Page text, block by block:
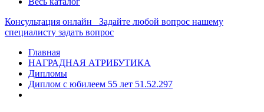
Консультация онлайн
Задайте любой вопрос нашему
специалисту задать вопрос
Главная
НАГРАДНАЯ АТРИБУТИКА
Дипломы
Диплом с юбилеем 55 лет 51.52.297